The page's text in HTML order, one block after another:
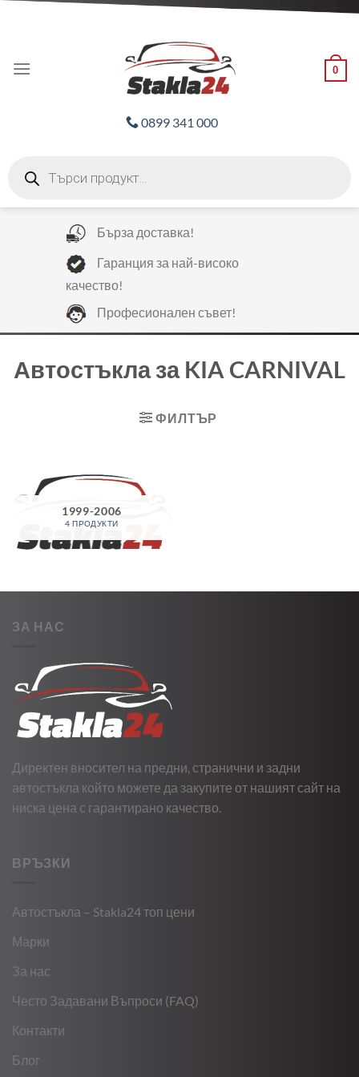
0
0899 341 000
search
Бърза доставка!
Гаранция за най-високо
качество!
Професионален съвет!
Автостъкла за KIA CARNIVAL
ФИЛТЪР
1999-2006
4 ПРОДУКТИ
ЗА НАС
Директен вносител на предни, странични и задни
автостъкла който можете да закупите от нашият сайт на
ниска цена с гарантирано качество.
ВРЪЗКИ
Автостъкла – Stakla24 топ цени
Марки
За нас
Често Задавани Въпроси (FAQ)
Контакти
Блог